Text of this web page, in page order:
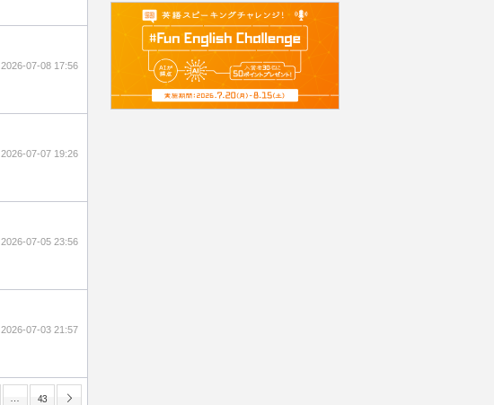
2026-07-08 17:56
2026-07-07 19:26
2026-07-05 23:56
2026-07-03 21:57
43